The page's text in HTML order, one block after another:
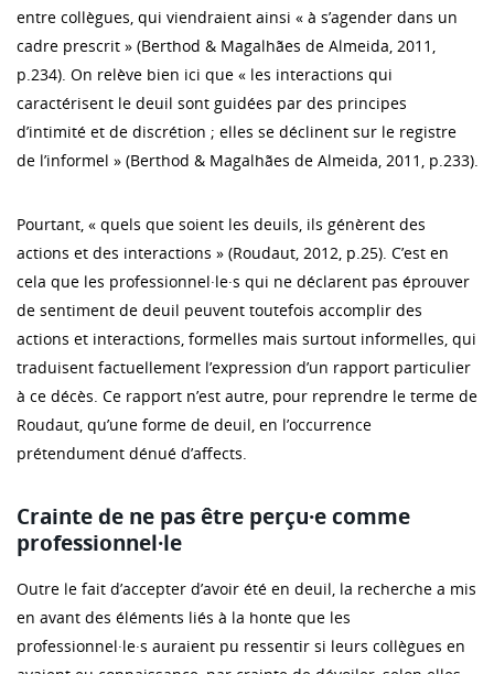
entre collègues, qui viendraient ainsi « à s’agender dans un
cadre prescrit » (Berthod & Magalhães de Almeida, 2011,
p.234). On relève bien ici que « les interactions qui
caractérisent le deuil sont guidées par des principes
d’intimité et de discrétion ; elles se déclinent sur le registre
de l’informel » (Berthod & Magalhães de Almeida, 2011, p.233).
Pourtant, « quels que soient les deuils, ils génèrent des
actions et des interactions » (Roudaut, 2012, p.25). C’est en
cela que les professionnel·le·s qui ne déclarent pas éprouver
de sentiment de deuil peuvent toutefois accomplir des
actions et interactions, formelles mais surtout informelles, qui
traduisent factuellement l’expression d’un rapport particulier
à ce décès. Ce rapport n’est autre, pour reprendre le terme de
Roudaut, qu’une forme de deuil, en l’occurrence
prétendument dénué d’affects.
Crainte de ne pas être perçu·e comme
professionnel·le
Outre le fait d’accepter d’avoir été en deuil, la recherche a mis
en avant des éléments liés à la honte que les
professionnel·le·s auraient pu ressentir si leurs collègues en